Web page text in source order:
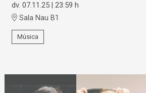
dv. 07.11.25 |23:59 h
Sala Nau B1
Música